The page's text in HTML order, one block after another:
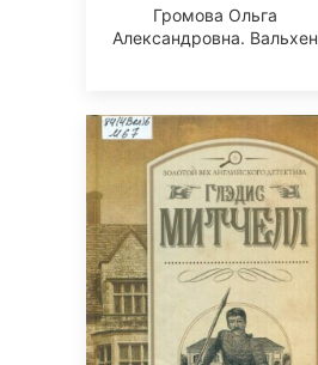
Громова Ольга
Александровна. Вальхен